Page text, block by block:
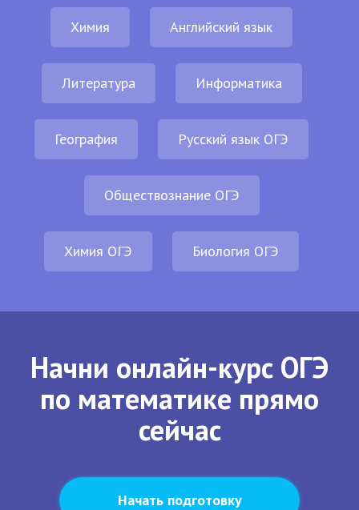
Химия Английский язык
Литература Информатика
География Русский язык ОГЭ
Обществознание ОГЭ
Химия ОГЭ Биология ОГЭ
Начни онлайн-курс ОГЭ
по математике прямо
сейчас
Начать подготовку